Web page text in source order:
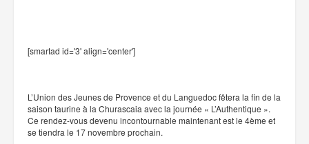
[smartad id='3' align='center']
L’Union des Jeunes de Provence et du Languedoc fêtera la fin de la
saison taurine à la Churascaia avec la journée « L’Authentique ».
Ce rendez-vous devenu incontournable maintenant est le 4ème et
se tiendra le 17 novembre prochain.